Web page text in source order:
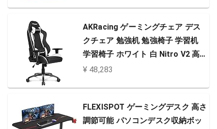
AKRacing ゲーミングチェア デス
クチェア 勉強机 勉強椅子 学習机
学習椅子 ホワイト 白 Nitro V2 高
耐久PUレザー 180度リクライニン
¥ 48,283
FLEXISPOT ゲーミングデスク 高さ
調節可能 パソコンデスク収納ボッ